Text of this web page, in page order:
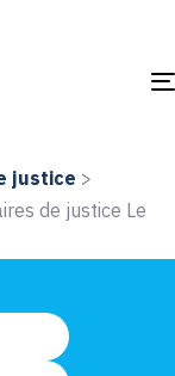
justice >
de justice Le